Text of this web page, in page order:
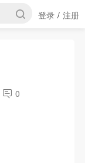
登录 / 注册
0